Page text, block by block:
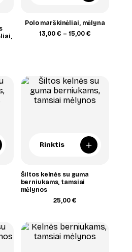
€
Polo marškinėliai, mėlyna
13,00 € – 15,00 €Price
Rinktis +
Šiltos kelnės su guma
berniukams, tamsiai
mėlynos
25,00 €